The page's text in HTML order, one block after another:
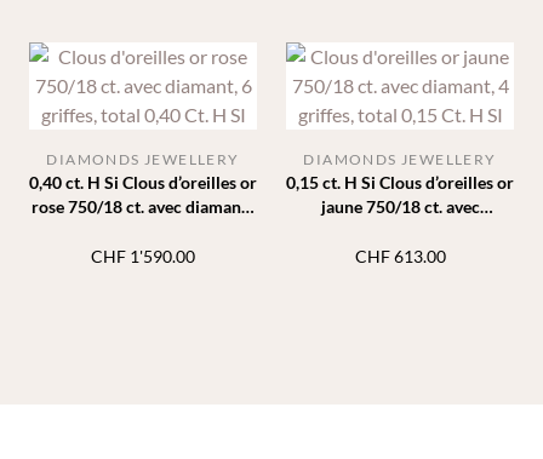
0,40 ct. H Si Clous d’oreilles or
rose 750/18 ct. avec diamants
DIAMONDS JEWELLERY
CHF 1'590.00
0,15 ct. H Si Clous d’oreilles or
jaune 750/18 ct. avec
DIAMONDS JEWELLERY
CHF613.00